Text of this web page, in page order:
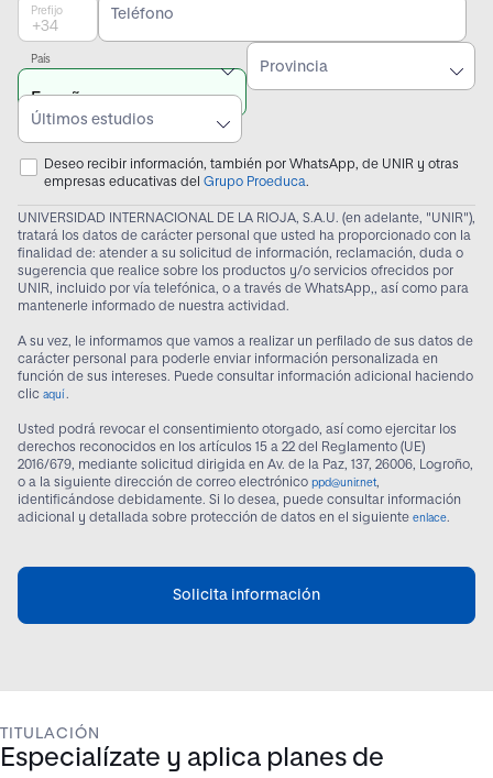
Prefijo Teléfono
País
Provincia
Últimos estudios
Deseo recibir información, también por WhatsApp, de UNIR y otras
empresas educativas del Grupo Proeduca.
UNIVERSIDAD INTERNACIONAL DE LA RIOJA, S.A.U. (en adelante, "UNIR"),
tratará los datos de carácter personal que usted ha proporcionado con la
finalidad de: atender a su solicitud de información, reclamación, duda o
sugerencia que realice sobre los productos y/o servicios ofrecidos por
UNIR, incluido por vía telefónica, o a través de WhatsApp,, así como para
mantenerle informado de nuestra actividad.
A su vez, le informamos que vamos a realizar un perfilado de sus datos de
carácter personal para poderle enviar información personalizada en
función de sus intereses. Puede consultar información adicional haciendo
clic aquí .
Usted podrá revocar el consentimiento otorgado, así como ejercitar los
derechos reconocidos en los artículos 15 a 22 del Reglamento (UE)
2016/679, mediante solicitud dirigida en Av. de la Paz, 137, 26006, Logroño,
o a la siguiente dirección de correo electrónico ppd@unir.net,
identificándose debidamente. Si lo desea, puede consultar información
adicional y detallada sobre protección de datos en el siguiente enlace.
Solicita información
TITULACIÓN
Especialízate y aplica planes de